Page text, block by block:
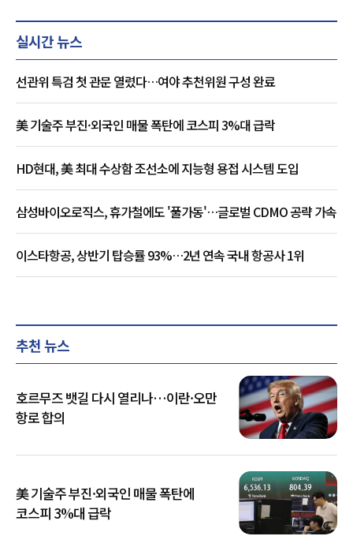
실시간 뉴스
선관위 특검 첫 관문 열렸다…여야 추천위원 구성 완료
美 기술주 부진·외국인 매물 폭탄에 코스피 3%대 급락
HD현대, 美 최대 수상함 조선소에 지능형 용접 시스템 도입
삼성바이오로직스, 휴가철에도 '풀가동'…글로벌 CDMO 공략 가속
이스타항공, 상반기 탑승률 93%…2년 연속 국내 항공사 1위
추천 뉴스
호르무즈 뱃길 다시 열리나…이란·오만
항로 합의
美 기술주 부진·외국인 매물 폭탄에
코스피 3%대 급락